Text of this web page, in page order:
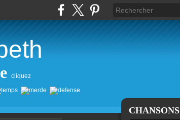
cliquez
CHANSONS